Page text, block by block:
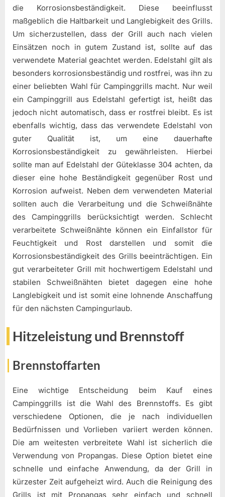
die Korrosionsbeständigkeit. Diese beeinflusst
maßgeblich die Haltbarkeit und Langlebigkeit des Grills.
Um sicherzustellen, dass der Grill auch nach vielen
Einsätzen noch in gutem Zustand ist, sollte auf das
verwendete Material geachtet werden. Edelstahl gilt als
besonders korrosionsbeständig und rostfrei, was ihn zu
einer beliebten Wahl für Campinggrills macht. Nur weil
ein Campinggrill aus Edelstahl gefertigt ist, heißt das
jedoch nicht automatisch, dass er rostfrei bleibt. Es ist
ebenfalls wichtig, dass das verwendete Edelstahl von
guter Qualität ist, um eine dauerhafte
Korrosionsbeständigkeit zu gewährleisten. Hierbei
sollte man auf Edelstahl der Güteklasse 304 achten, da
dieser eine hohe Beständigkeit gegenüber Rost und
Korrosion aufweist. Neben dem verwendeten Material
sollten auch die Verarbeitung und die Schweißnähte
des Campinggrills berücksichtigt werden. Schlecht
verarbeitete Schweißnähte können ein Einfallstor für
Feuchtigkeit und Rost darstellen und somit die
Korrosionsbeständigkeit des Grills beeinträchtigen. Ein
gut verarbeiteter Grill mit hochwertigem Edelstahl und
stabilen Schweißnähten bietet dagegen eine hohe
Langlebigkeit und ist somit eine lohnende Anschaffung
für den nächsten Campingurlaub.
Hitzeleistung und Brennstoff
Brennstoffarten
Eine wichtige Entscheidung beim Kauf eines
Campinggrills ist die Wahl des Brennstoffs. Es gibt
verschiedene Optionen, die je nach individuellen
Bedürfnissen und Vorlieben variiert werden können.
Die am weitesten verbreitete Wahl ist sicherlich die
Verwendung von Propangas. Diese Option bietet eine
schnelle und einfache Anwendung, da der Grill in
kürzester Zeit aufgeheizt wird. Auch die Reinigung des
Grills ist mit Propangas sehr einfach und schnell